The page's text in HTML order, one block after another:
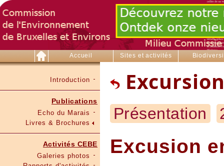
Accueil Sites et activités
Introduction
Publications
Echo du Marais
Livres & Brochures
Activités CEBE
Galeries photos
Présentation
Excusion